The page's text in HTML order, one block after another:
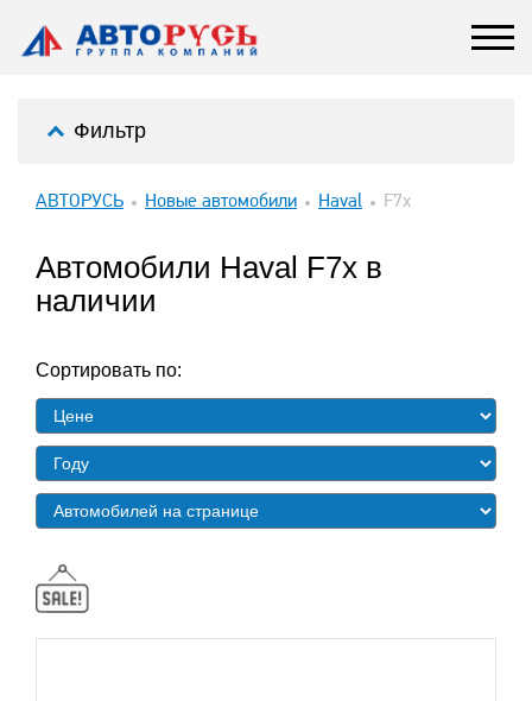
Фильтр
АВТОРУСЬ Новые автомобили Haval F7x
Автомобили Haval F7x в
наличии
Сортировать по: